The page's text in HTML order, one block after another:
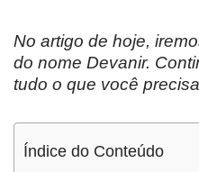
No artigo de hoje,
do nome Devanir.
tudo o que você
Índice do Conteúdo